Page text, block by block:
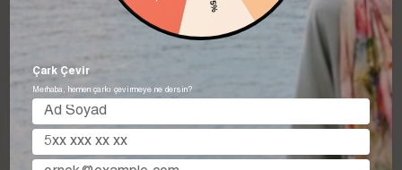
5%
Çark Çevir
Merhaba, hemen çarkı çevirmeye ne dersin?